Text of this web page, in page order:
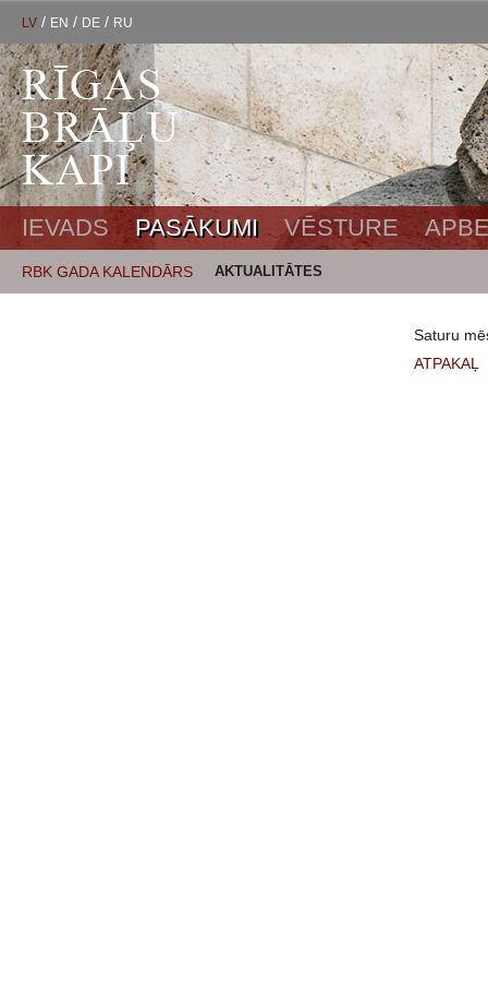
LV / EN / DE / RU
IEVADS PASĀKUMI VĒSTURE
RBK GADA KALENDĀRS AKTUALITĀTES
Saturu
ATPAKAĻ